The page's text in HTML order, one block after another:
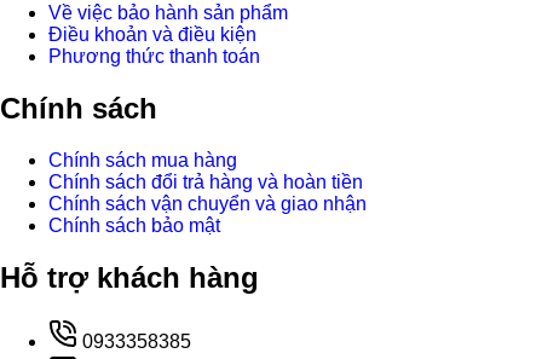
Về việc bảo hành sản phẩm
Điều khoản và điều kiện
Phương thức thanh toán
Chính sách
Chính sách mua hàng
Chính sách đổi trả hàng và hoàn tiền
Chính sách vận chuyển và giao nhận
Chính sách bảo mật
Hỗ trợ khách hàng
0933358385